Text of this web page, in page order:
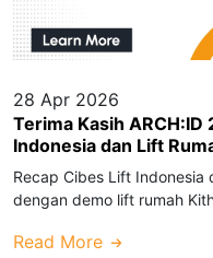
28 Apr 2026
Terima Kasih
Indonesia dan Lift
Recap Cibes Lift Indonesia
dengan demo lift rumah
Read More